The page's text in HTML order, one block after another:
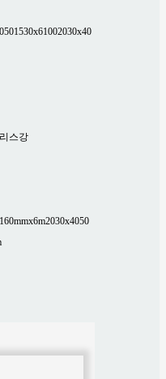
1530x61002030x40
스강
160mmx6m2030x4050